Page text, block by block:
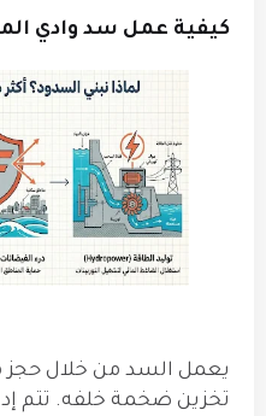
كيفية عمل سد وادي
يعمل السد من خلال حجز
تخزين ضخمة خلفه. تتم